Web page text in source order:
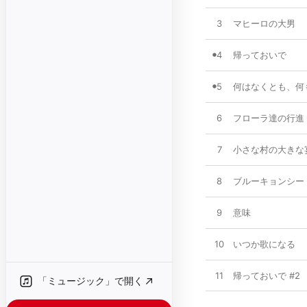
「ミュージック」で開く
3 マヒーロの大男
4 帰っておいで
5 何はなくとも、何
6 フローラ達の行進
7 小さな村の大きな
8 ブルーキョンシー
9 意味
10 いつか歌になる
11 帰っておいで #2